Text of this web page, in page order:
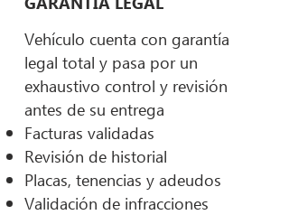
Vehículo cuenta con garantía
legal total y pasa por un
exhaustivo control y revisión
antes de su entrega
Facturas validadas
Revisión de historial
Placas, tenencias y adeudos
Validación de infracciones